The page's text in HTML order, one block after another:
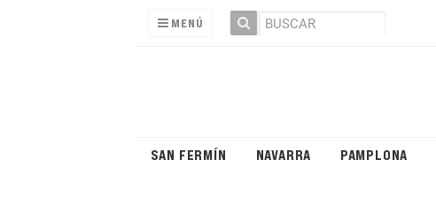
MENÚ
SAN FERMÍN NAVARRA PAMPLONA